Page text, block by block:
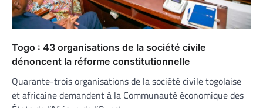
Togo : 43 organisations de la société civile
dénoncent la réforme constitutionnelle
Quarante-trois organisations de la société civile togolaise
et africaine demandent à la Communauté économique des